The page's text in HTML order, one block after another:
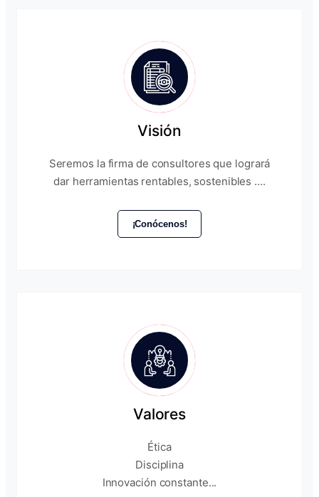
Visión
Seremos la firma de consultores que logrará
dar herramientas rentables, sostenibles ....
¡Conócenos!
Valores
Ética
Disciplina
Innovación constante...